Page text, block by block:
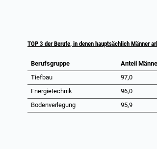
TOP 3 der Berufe, in denen hauptsächlich Männer
Berufsgruppe
Anteil
Tiefbau
97,0
Energietechnik
96,0
Bodenverlegung
95,9